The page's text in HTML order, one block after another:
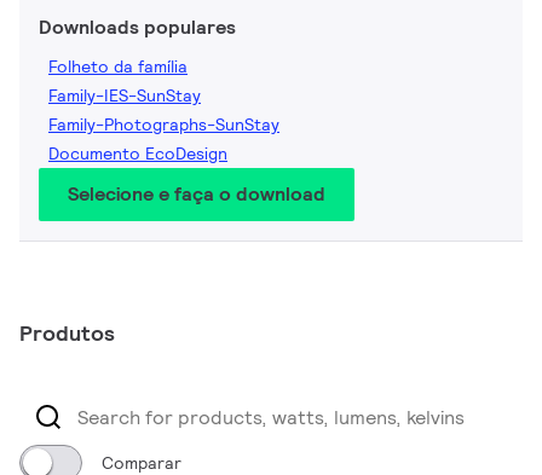
Downloads populares
Folheto da família
Family-IES-SunStay
Family-Photographs-SunStay
Documento EcoDesign
Selecione e faça o download
Produtos
Comparar